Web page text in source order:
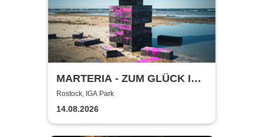
MARTERIA - ZUM GLÜCK IN
DIE ZUKUNFT TOUR 2026
Rostock, IGA Park
14.08.2026